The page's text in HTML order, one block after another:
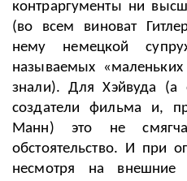
контраргументы ни
(во всем виноват
нему немецкой
называемых
знали). Для Хэйвуда (а
создатели фильма и,
Манн) это не
обстоятельство. И при
несмотря на внешние